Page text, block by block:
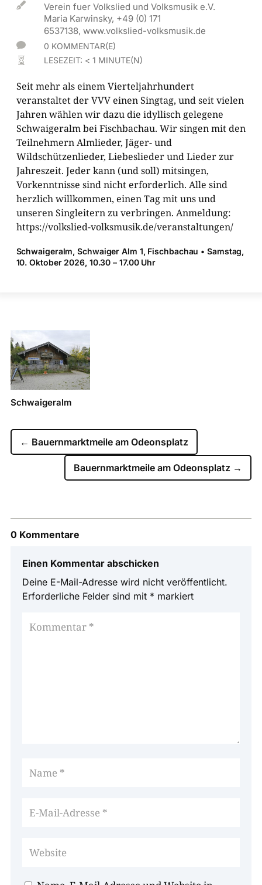

Verein fuer Volkslied und Volksmusik e.V.
Maria Karwinsky, +49 (0) 171
6537138, www.volkslied-volksmusik.de
 0 KOMMENTAR(E)
 LESEZEIT: < 1 MINUTE(N)
Seit mehr als einem Vierteljahrhundert
veranstaltet der VVV einen Singtag, und seit vielen
Jahren wählen wir dazu die idyllisch gelegene
Schwaigeralm bei Fischbachau. Wir singen mit den
Teilnehmern Almlieder, Jäger- und
Wildschützenlieder, Liebeslieder und Lieder zur
Jahreszeit. Jeder kann (und soll) mitsingen,
Vorkenntnisse sind nicht erforderlich. Alle sind
herzlich willkommen, einen Tag mit uns und
unseren Singleitern zu verbringen. Anmeldung:
https://volkslied-​volksmusik.de/veranstaltungen/
Schwaigeralm, Schwaiger Alm 1, ­Fischbachau • Samstag,
10. Oktober 2026, 10.30 – 17.00 Uhr
Schwaigeralm
← Bauernmarktmeile am Odeonsplatz
Bauernmarktmeile am Odeonsplatz →
0 Kommentare
Einen Kommentar abschicken
Deine E-Mail-Adresse wird nicht veröffentlicht.
Erforderliche Felder sind mit * markiert